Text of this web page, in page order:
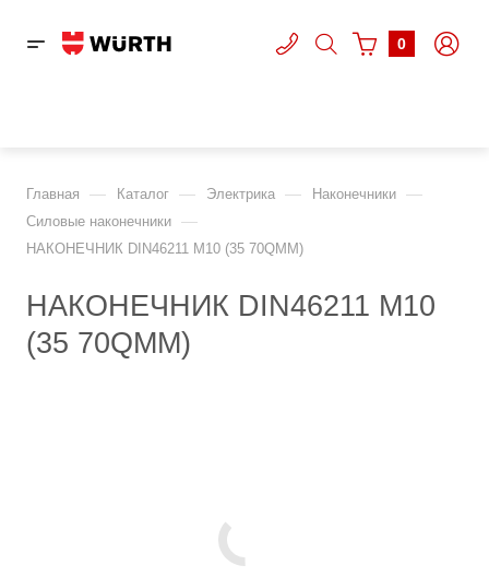
0
Главная — Каталог — Электрика — Наконечники —
Cиловые наконечники —
НАКОНЕЧНИК DIN46211 M10 (35 70QMM)
НАКОНЕЧНИК DIN46211 M10
(35 70QMM)